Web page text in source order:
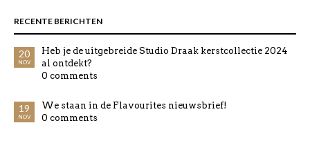
RECENTE BERICHTEN
20
NOV
Heb je de uitgebreide Studio Draak kerstcollectie 2024
al ontdekt?
0 comments
19
NOV
We staan in de Flavourites nieuwsbrief!
0 comments